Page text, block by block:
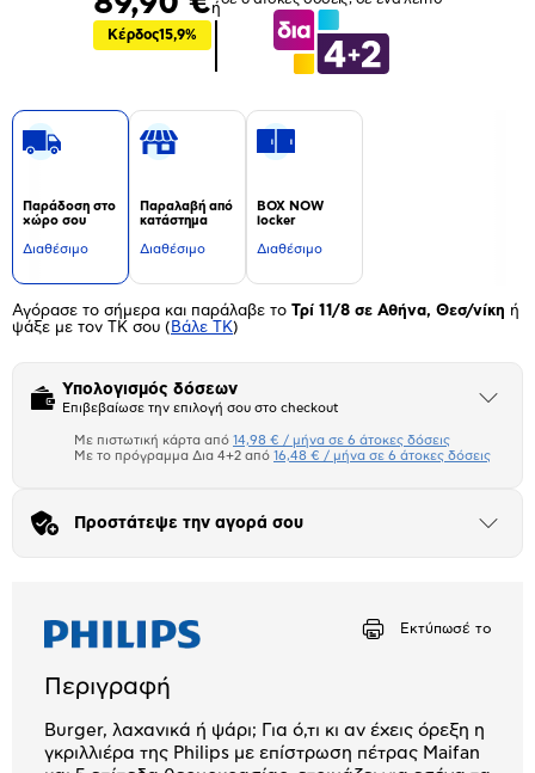
Κέρδος15,9%
ή
Παράδοση στο
χώρο σου
Διαθέσιμο
Παραλαβή από
κατάστημα
Διαθέσιμο
BOX NOW
locker
Διαθέσιμο
Αγόρασε το σήμερα και παράλαβε το Τρί 11/8 σε Αθήνα, Θεσ/νίκη ή
ψάξε με τον ΤΚ σου ( Βάλε ΤΚ)
Υπολογισμός δόσεων
Επιβεβαίωσε την επιλογή σου στο checkout
Άνοιξε
Πιστωτική κάρτα
Με πιστωτική κάρτα από 14,98 € / μήνα σε 6 άτοκες δόσεις
Με το πρόγραμμα Δια 4+2 από 16,48 € / μήνα σε 6 άτοκες δόσεις
Προστάτεψε την αγορά σου
Άνοιξε
Εκτύπωσέ το
Περιγραφή
Burger, λαχανικά ή ψάρι; Για ό,τι κι αν έχεις όρεξη η
γκριλλιέρα της Philips με επίστρωση πέτρας Maifan